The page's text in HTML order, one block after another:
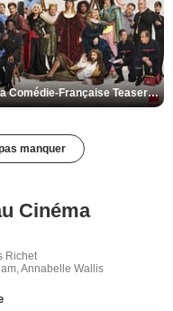
De la Comédie-Française Teaser VF
manquer
Cinéma
Richet
Annabelle Wallis